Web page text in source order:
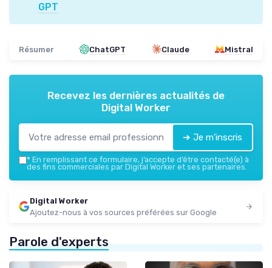
GPT
Résumer ChatGPT Claude Mistral
Recevez les dernières actualités de
Digital Worker
➔ Je m'inscris
* En remplissant ce formulaire, j’accepte d’être contacté(e) à
des fins commerciales par Digital Worker et ses partenaires.
Digital Worker
Ajoutez-nous à vos sources préférées sur Google
Parole d'experts